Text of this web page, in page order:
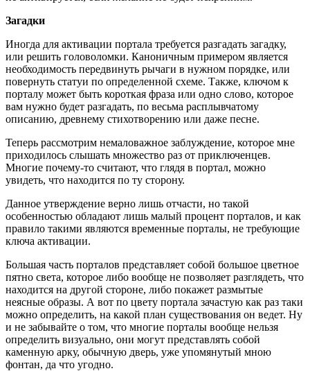
Загадки
Иногда для активации портала требуется разгадать загадку,
или решить головоломки. Каноничным примером является
необходимость передвинуть рычаги в нужном порядке, или
повернуть статуи по определенной схеме. Также, ключом к
порталу может быть короткая фраза или одно слово, которое
вам нужно будет разгадать, по весьма расплывчатому
описанию, древнему стихотворению или даже песне.
Теперь рассмотрим немаловажное заблуждение, которое мне
приходилось слышать множество раз от приключенцев.
Многие почему-то считают, что глядя в портал, можно
увидеть, что находится по ту сторону.
Данное утверждение верно лишь отчасти, но такой
особенностью обладают лишь малый процент порталов, и как
правило такими являются временные порталы, не требующие
ключа активации.
Большая часть порталов представляет собой большое цветное
пятно света, которое либо вообще не позволяет разглядеть, что
находится на другой стороне, либо покажет размытые
неясные образы. А вот по цвету портала зачастую как раз таки
можно определить, на какой план существования он ведет. Ну
и не забывайте о том, что многие порталы вообще нельзя
определить визуально, они могут представлять собой
каменную арку, обычную дверь, уже упомянутый мною
фонтан, да что угодно.